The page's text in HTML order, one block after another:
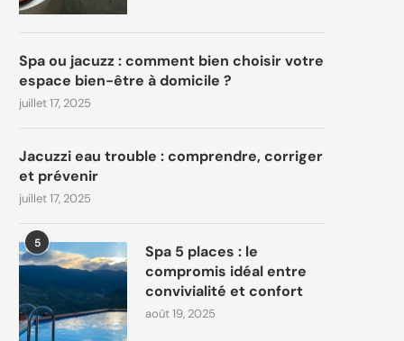
Spa ou jacuzz : comment bien choisir votre
espace bien-être à domicile ?
juillet 17, 2025
Jacuzzi eau trouble : comprendre, corriger
et prévenir
juillet 17, 2025
5
Spa 5 places : le
compromis idéal entre
convivialité et confort
août 19, 2025